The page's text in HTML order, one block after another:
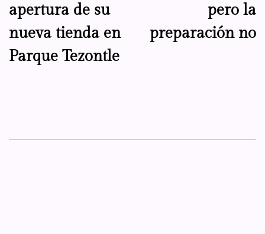
apertura de su
nueva tienda en
Parque Tezontle
pero la
preparación no